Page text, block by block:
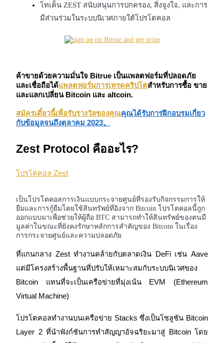
เป็นเทรดเดอร์คัดลอก
เพลิดเพลินกับการแบ่งปันผลกำไรและค่าคอมมิชชั่นการคัด
ลอกการซื้อขาย
ข้อมูล
การวิเคราะห์ข้อมูลขนาดใหญ่ รวมถึงข้อมูลการค้า ฯลฯ
โทเค็น ZEST สนับสนุนการปกครอง, สิ่งจูงใจ, และการ
มีส่วนร่วมในระบบนิเวศภายใต้โปรโตคอล
ค้าขายด้วยความมั่นใจ Bitrue เป็นแพลตฟอร์มที่ปลอดภัย
และเชื่อถือได้แพลตฟอร์มการเทรดคริปโตสำหรับการซื้อ ขาย
และแลกเปลี่ยน Bitcoin และ altcoin.
สมัครเดี๋ยวนี้เพื่อรับรางวัลของคุณคุณได้รับการฝึกอบรมเกี่ยว
กับข้อมูลจนถึงตุลาคม 2023。
Zest Protocol คืออะไร?
โปรโตคอล Zest
เป็นโปรโตคอลการเงินแบบกระจายศูนย์ที่รองรับกิจกรรมการให้
ยืมและการกู้ยืมโดยใช้สินทรัพย์ที่อิงจาก Bitcoin โปรโตคอลนี้ถูก
ออกแบบมาเพื่อช่วยให้ผู้ถือ BTC สามารถทำให้สินทรัพย์ของตนมี
มูลค่าในขณะที่ยังคงรักษาหลักการสำคัญของ Bitcoin ในเรื่อง
การกระจายศูนย์และความปลอดภัย
ที่แกนกลาง Zest ทำงานคล้ายกับตลาดเงิน DeFi เช่น Aave
แต่มีโครงสร้างพื้นฐานที่ปรับให้เหมาะสมกับระบบนิเวศของ
Bitcoin แทนที่จะเป็นเครือข่ายที่มุ่งเน้น EVM (Ethereum
Virtual Machine)
โปรโตคอลทำงานบนเครือข่าย Stacks ซึ่งเป็นโซลูชัน Bitcoin
Layer 2 ที่นำฟังก์ชันการทำสัญญาอัจฉริยะมาสู่ Bitcoin โดย